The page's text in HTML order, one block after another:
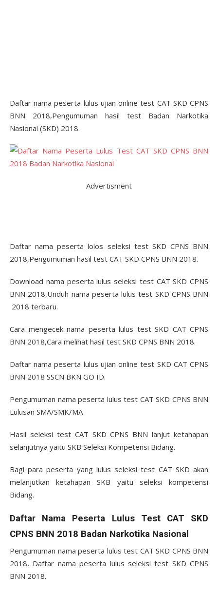
Daftar nama peserta lulus ujian online test CAT SKD CPNS
BNN 2018,Pengumuman hasil test Badan Narkotika
Nasional (SKD) 2018.
Advertisment
Daftar nama peserta lolos seleksi test SKD CPNS BNN
2018,Pengumuman hasil test CAT SKD CPNS BNN 2018.
Download nama peserta lulus seleksi test CAT SKD CPNS
BNN 2018,Unduh nama peserta lulus test SKD CPNS BNN
2018 terbaru.
Cara mengecek nama peserta lulus test SKD CAT CPNS
BNN 2018,Cara melihat hasil test SKD CPNS BNN 2018.
Daftar nama peserta lulus ujian online test SKD CAT CPNS
BNN 2018 SSCN BKN GO ID.
Pengumuman nama peserta lulus test CAT SKD CPNS BNN
Lulusan SMA/SMK/MA
Hasil seleksi test CAT SKD CPNS BNN lanjut ketahapan
selanjutnya yaitu SKB Seleksi Kompetensi Bidang.
Bagi para peserta yang lulus seleksi test CAT SKD akan
melanjutkan ketahapan SKB yaitu seleksi kompetensi
Bidang.
Daftar Nama Peserta Lulus Test CAT SKD
CPNS BNN 2018 Badan Narkotika Nasional
Pengumuman nama peserta lulus test CAT SKD CPNS BNN
2018, Daftar nama peserta lulus seleksi test SKD CPNS
BNN 2018.